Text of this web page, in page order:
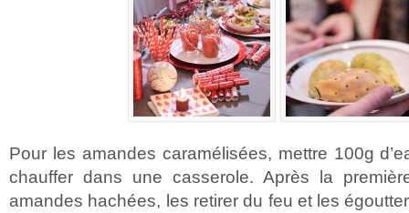
Pour les amandes caramélisées, mettre 100g
chauffer dans une casserole. Après la
amandes hachées, les retirer du feu et les